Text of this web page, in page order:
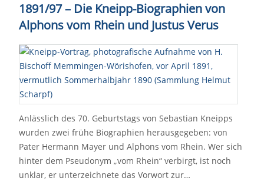
1891/97– Die Kneipp-Biographien von
Alphons vom Rhein und Justus Verus
Anlässlich des 70. Geburtstags von Sebastian Kneipps
wurden zwei frühe Biographien herausgegeben: von
Pater Hermann Mayer und Alphons vom Rhein. Wer sich
hinter dem Pseudonym „vom Rhein“ verbirgt, ist noch
unklar, er unterzeichnete das Vorwort zur…